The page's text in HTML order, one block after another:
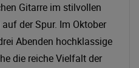
Gitarre im stilvollen
der Spur. Im Oktober
Abenden hochklassige
die reiche Vielfalt der